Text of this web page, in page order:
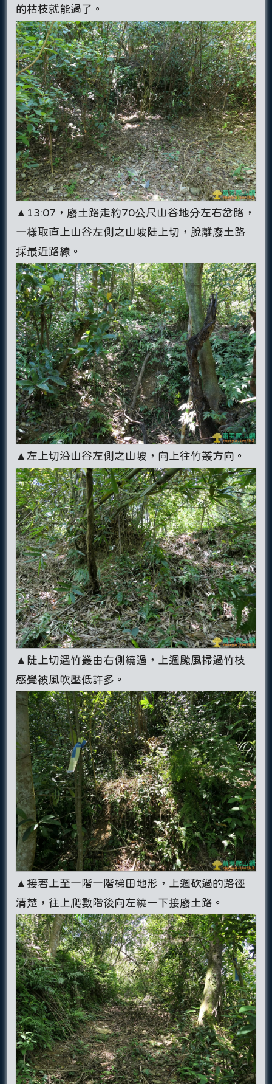
的枯枝就能過了。
▲13:07，廢土路走約70公尺山谷地分左右岔路，
一樣取直上山谷左側之山坡陡上切，脫離廢土路
採最近路線。
▲左上切沿山谷左側之山坡，向上往竹叢方向。
▲陡上切遇竹叢由右側繞過，上週颱風掃過竹枝
感覺被風吹壓低許多。
▲接著上至一階一階梯田地形，上週砍過的路徑
清楚，往上爬數階後向左繞一下接廢土路。